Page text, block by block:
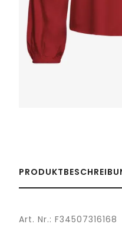
Art. Nr.: F34507316168